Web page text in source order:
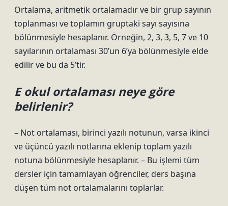
Ortalama, aritmetik ortalamadır ve bir grup sayının
toplanması ve toplamın gruptaki sayı sayısına
bölünmesiyle hesaplanır. Örneğin, 2, 3, 3, 5, 7 ve 10
sayılarının ortalaması 30’un 6’ya bölünmesiyle elde
edilir ve bu da 5’tir.
E okul ortalaması neye göre
belirlenir?
– Not ortalaması, birinci yazılı notunun, varsa ikinci
ve üçüncü yazılı notlarına eklenip toplam yazılı
notuna bölünmesiyle hesaplanır. – Bu işlemi tüm
dersler için tamamlayan öğrenciler, ders başına
düşen tüm not ortalamalarını toplarlar.